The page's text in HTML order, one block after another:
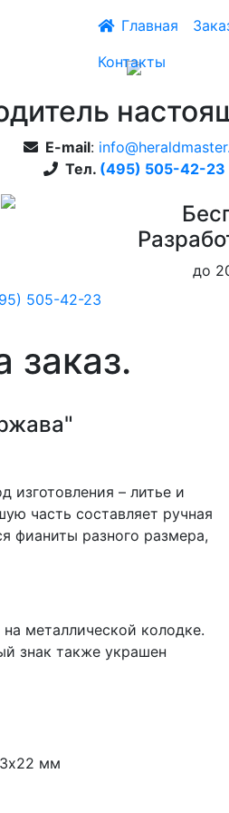
E-mail:
Тел. (495) 505-42-23
Главная
Контакты
до
505-42-23
заказ.
изготовления – литье и
часть составляет ручная
фианиты разного размера,
металлической колодке.
знак также украшен
мм